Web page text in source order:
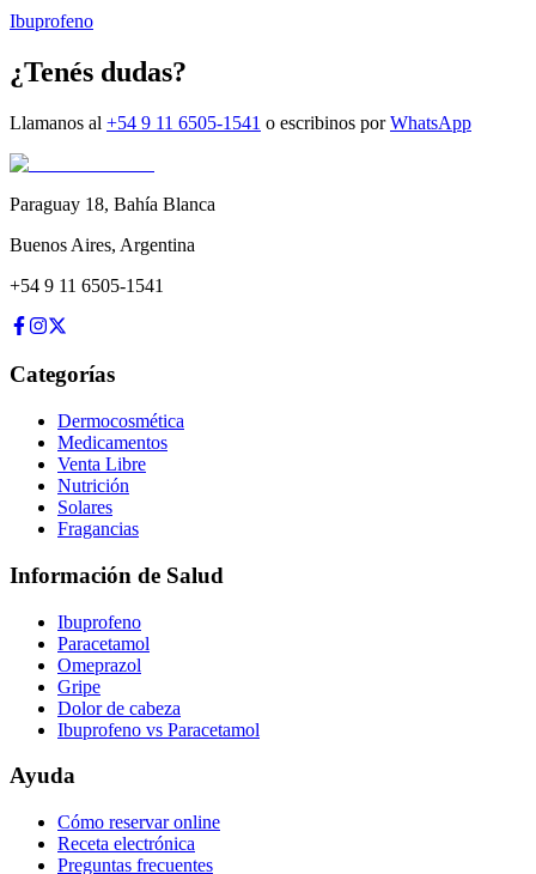
Ibuprofeno
¿Tenés dudas?
Llamanos al +54 9 11 6505-1541 o escribinos por WhatsApp
Paraguay 18, Bahía Blanca
Buenos Aires, Argentina
+54 9 11 6505-1541
Categorías
Dermocosmética
Medicamentos
Venta Libre
Nutrición
Solares
Fragancias
Información de Salud
Ibuprofeno
Paracetamol
Omeprazol
Gripe
Dolor de cabeza
Ibuprofeno vs Paracetamol
Ayuda
Cómo reservar online
Receta electrónica
Preguntas frecuentes